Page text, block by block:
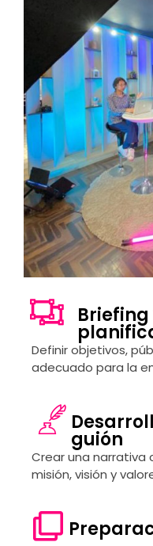
Briefing
Definir objetivos,
adecuado para la
guión
Crear una narrativa
misión, visión y